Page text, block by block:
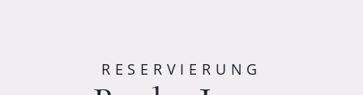
RESERVIERUNG